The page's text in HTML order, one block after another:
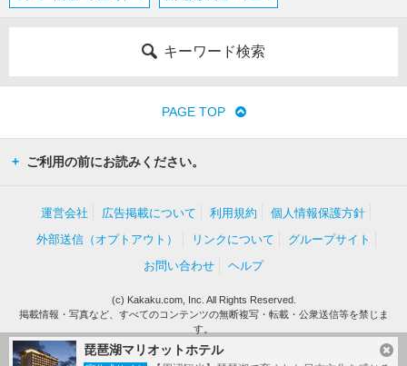
琵琶湖マリオットホテル
キーワード検索
PAGE TOP
ご利用の前にお読みください。
運営会社 広告掲載について 利用規約
個人情報保護方針
外部送信（オプトアウト）
リンクについて
グループサイト
お問い合わせ
ヘルプ
(c) Kakaku.com, Inc. All Rights Reserved.
掲載情報・写真など、すべてのコンテンツの無断複写・転載・公衆送信等を禁じま
す。